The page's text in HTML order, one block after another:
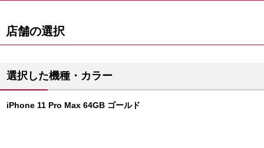
店舗の選択
選択した機種・カラー
iPhone 11 Pro Max 64GB ゴールド